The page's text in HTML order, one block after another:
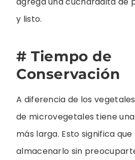
y listo.
# Tiempo de
Conservación
A diferencia de los
de microvegetales tiene
más larga. Esto significa que
almacenarlo sin